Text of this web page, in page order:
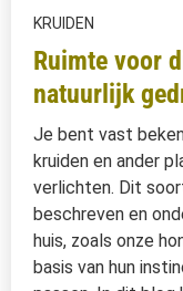
KRUIDEN
Ruimte voor
natuurlijk
Je bent vast
kruiden en ander
verlichten. Dit
beschreven en
huis, zoals onze
basis van hun